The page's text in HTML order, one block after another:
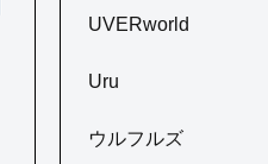
UVERworld
Uru
ウルフルズ